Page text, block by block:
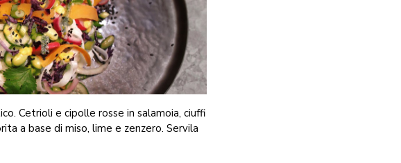
Cetrioli e cipolle rosse in salamoia, ciuffi
a base di miso, lime e zenzero. Servila